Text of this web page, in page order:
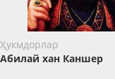
Ҳукмдорлар
Абилай хан Каншер